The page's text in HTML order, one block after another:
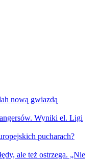
nową gwiazdą
Wyniki el. Ligi
pucharach?
ale też ostrzega. „Nie